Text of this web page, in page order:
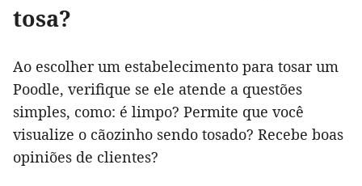
tosa?
Ao escolher um estabelecimento para tosar um
Poodle, verifique se ele atende a questões
simples, como: é limpo? Permite que você
visualize o cãozinho sendo tosado? Recebe boas
opiniões de clientes?